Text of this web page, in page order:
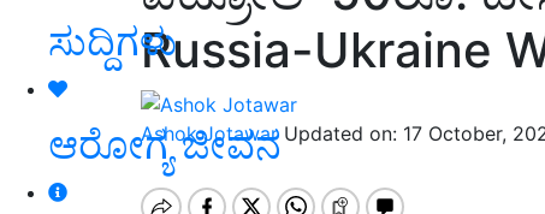
ಸುದ್ದಿಗಳು
ಆರೋಗ್ಯ ಜೀವನ
Russia-Ukraine
Ashok Jotawar Updated on: 17 October,